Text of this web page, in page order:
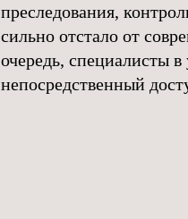
преследования,
сильно отстало от
очередь, специалисты
непосредственный